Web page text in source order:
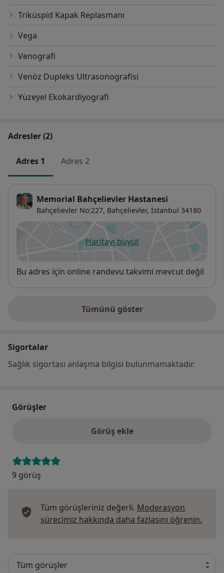
Triküspid Kapak Replasmanı
Vega
Venografi
Venöz Dupleks Ultrasonografisi
Yüzeyel Ekokardiyografi
Adresler (2)
Adres 1 Adres 2
Memorial Bahçelievler Hastanesi
Bahçelievler No:227, Bahçelievler, İstanbul 34180
Haritayı büyütyeni bir sekmede açılır
Uygunluk
Bu adres için online randevu takvimi mevcut değil
Tümünü göster
adres hakkında
Sigortalar
Sağlık sigortası anlaşma bilgisi bulunmamaktadır.
Görüşler
Görüş ekle
9 görüş
Tüm görüşleriniz değerli. Moderasyon
sürecimiz hakkında daha fazlasını öğrenin.